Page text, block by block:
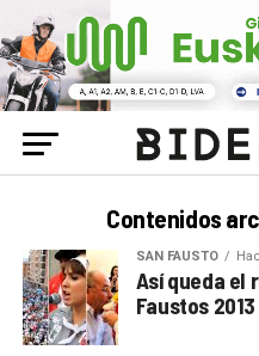
Contenidos
SAN FAUSTO
Así queda el
Faustos